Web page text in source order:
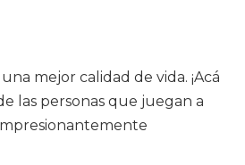
mejor calidad de vida. ¡Acá
las personas que juegan a